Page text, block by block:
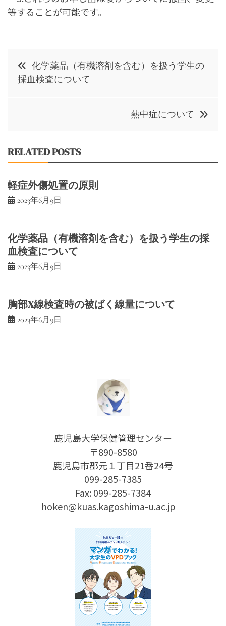
等することが可能です。
投
稿
ー
シ
ョ
化学薬品（有機溶剤を含む）を扱う学生の
採血検査について
熱中症について
RELATED POSTS
軽症外傷処置の原則
2023年6月9日
化学薬品（有機溶剤を含む）を扱う学生の採
血検査について
2023年6月9日
胸部X線検査時の被ばく線量について
2023年6月9日
鹿児島大学保健管理センター
〒890-8580
鹿児島市郡元１丁目21番24号
099-285-7385
Fax: 099-285-7384
hoken@kuas.kagoshima-u.ac.jp